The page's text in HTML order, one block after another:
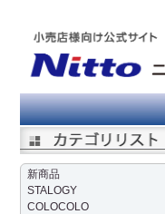
新商品
STALOGY
COLOCOLO